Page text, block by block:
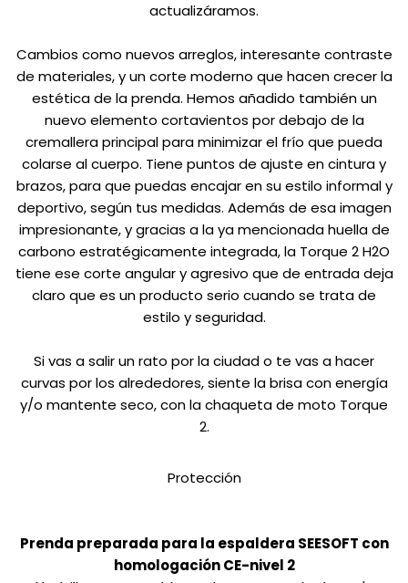
actualizáramos.
Cambios como nuevos arreglos, interesante contraste
de materiales, y un corte moderno que hacen crecer la
estética de la prenda. Hemos añadido también un
nuevo elemento cortavientos por debajo de la
cremallera principal para minimizar el frío que pueda
colarse al cuerpo. Tiene puntos de ajuste en cintura y
brazos, para que puedas encajar en su estilo informal y
deportivo, según tus medidas. Además de esa imagen
impresionante, y gracias a la ya mencionada huella de
carbono estratégicamente integrada, la Torque 2 H2O
tiene ese corte angular y agresivo que de entrada deja
claro que es un producto serio cuando se trata de
estilo y seguridad.
Si vas a salir un rato por la ciudad o te vas a hacer
curvas por los alrededores, siente la brisa con energía
y/o mantente seco, con la chaqueta de moto Torque
2.
Protección
Prenda preparada para la espaldera SEESOFT con
homologación CE-nivel 2